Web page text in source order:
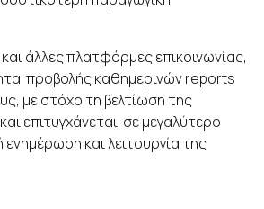
άλλες πλατφόρμες επικοινωνίας,
προβολής καθημερινών reports
με στόχο τη βελτίωση της
επιτυγχάνεται σε μεγαλύτερο
και λειτουργία της